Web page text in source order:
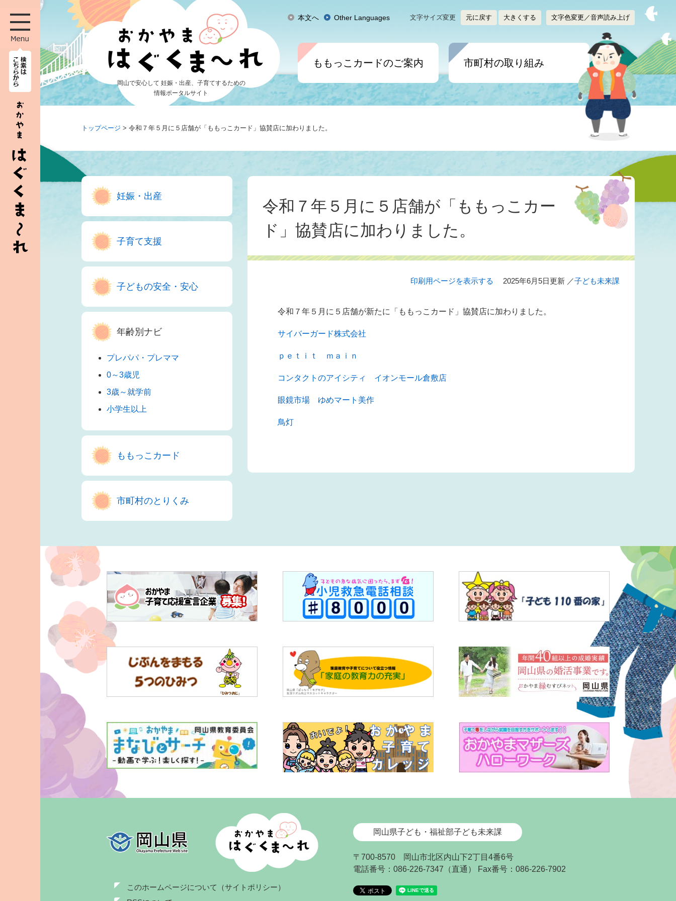
ペ
先
頭
で
す
。
メ
を
飛
ば
し
て
岡山で安心して 妊娠・出産、子育てするための
情報ポータルサイト
本文へ Other Languages 文字サイズ変更 元に戻す 大きくする
背
色
上
げ
文字色変更／音声読み上げ
ももっこカードのご案内 市町村の取り組み
トップページ > 令和７年５月に５店舗が「ももっこカード」協賛店に加わりました。
本
令和７年５月に５店舗が「ももっこカー
ド」協賛店に加わりました。
印刷用ページを表示する 2025年6月5日更新 ／子ども未来課
令和７年５月に５店舗が新たに「ももっこカード」協賛店に加わりました。
サイバーガード株式会社
ｐｅｔｉｔ ｍａｉｎ
コンタクトのアイシティ イオンモール倉敷店
眼鏡市場 ゆめマート美作
鳥灯
妊娠・出産
子育て支援
子どもの安全・安心
年齢別ナビ
プレパパ・プレママ
0～3歳児
3歳～就学前
小学生以上
ももっこカード
市町村のとりくみ
このホームページについて（サイトポリシー）
岡山県子ども・福祉部子ども未来課
〒700-8570 岡山市北区内山下2丁目4番6号
電話番号：086-226-7347（直通）
Fax番号：086-226-7902